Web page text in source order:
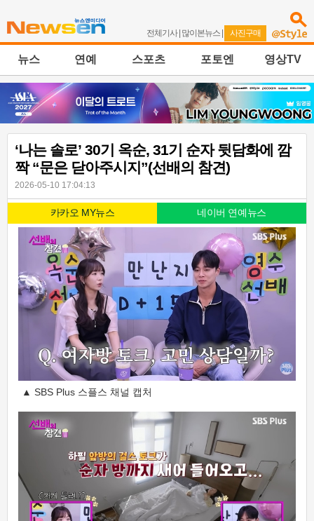
전체기사| 많이본뉴스 | 사진구매
뉴스 연예 스포츠 포토엔 영상TV
‘나는 솔로’ 30기 옥순, 31기 순자 뒷담화에 깜
짝 “문은 닫아주시지”(선배의 참견)
2026-05-10 17:04:13
카카오 MY뉴스 네이버 연예뉴스
▲ SBS Plus 스플스 채널 캡처